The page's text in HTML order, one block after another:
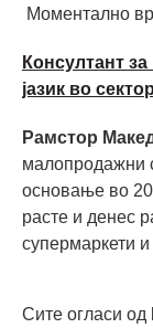
Моментално
Консултант
јазик во
Рамстор
малопродажни
основање во
расте и денес
супермаркети
Сите огласи од